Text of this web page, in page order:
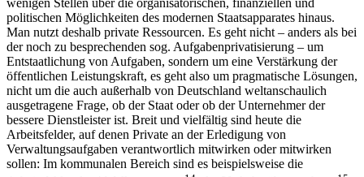
wenigen Stellen über die organisatorischen, finanziellen und
politischen Möglichkeiten des modernen Staatsapparates hinaus.
Man nutzt deshalb private Ressourcen. Es geht nicht – anders als bei
der noch zu besprechenden sog. Aufgabenprivatisierung – um
Entstaatlichung von Aufgaben, sondern um eine Verstärkung der
öffentlichen Leistungskraft, es geht also um pragmatische Lösungen,
nicht um die auch außerhalb von Deutschland weltanschaulich
ausgetragene Frage, ob der Staat oder ob der Unternehmer der
bessere Dienstleister ist. Breit und vielfältig sind heute die
Arbeitsfelder, auf denen Private an der Erledigung von
Verwaltungsaufgaben verantwortlich mitwirken oder mitwirken
sollen: Im kommunalen Bereich sind es beispielsweise die